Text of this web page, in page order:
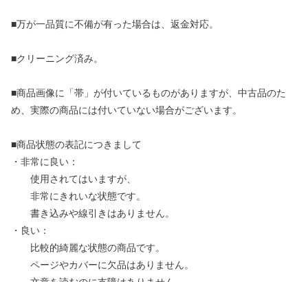
■万が一品質に不備が有った場合は、返金対応。
■クリーニング済み。
■商品画像に「帯」が付いているものがありますが、中古品のた
め、実際の商品には付いていない場合がございます。
■商品状態の表記につきまして
・非常に良い：
使用されてはいますが、
非常にきれいな状態です。
書き込みや線引きはありません。
・良い：
比較的綺麗な状態の商品です。
ページやカバーに欠品はありません。